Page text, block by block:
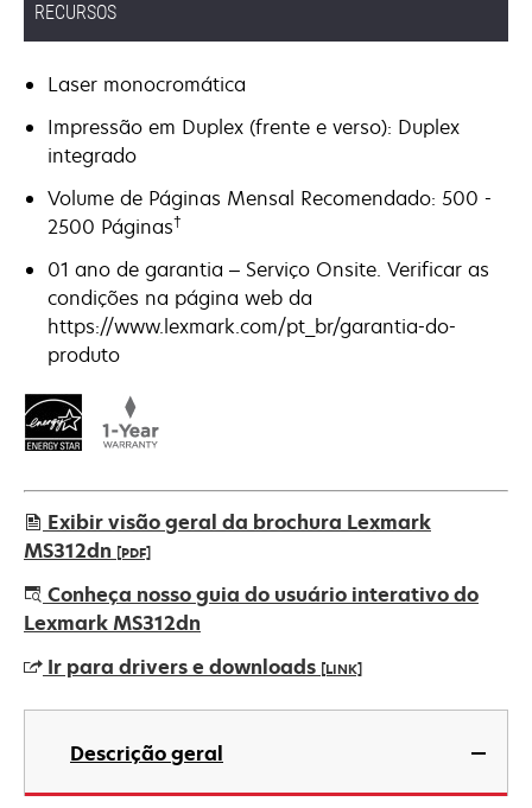
RECURSOS
Laser monocromática
Impressão em Duplex (frente e verso): Duplex
integrado
Volume de Páginas Mensal Recomendado: 500 -
2500 Páginas†
01 ano de garantia – Serviço Onsite. Verificar as
condições na página web da
https://www.lexmark.com/pt_br/garantia-do-
produto
Exibir visão geral da brochura Lexmark
MS312dn [PDF]
abre
em
nova
guia
Conheça nosso guia do usuário interativo do
Lexmark MS312dn
Ir para drivers e downloads [LINK]
abre
nova
Descrição geral